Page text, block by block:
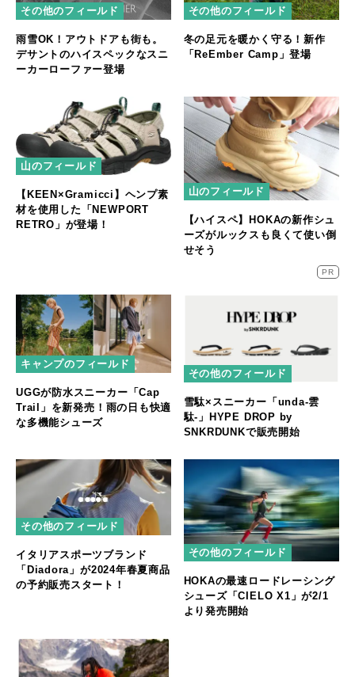
その他のフィールド
雨雪OK！アウトドアも街も。
デサントのハイスペックなスニ
ーカーローファー登場
その他のフィールド
冬の足元を暖かく守る！新作
「ReEmber Camp」登場
山のフィールド
【KEEN×Gramicci】ヘンプ素
材を使用した「NEWPORT
RETRO」が登場！
山のフィールド
【ハイスペ】HOKAの新作シュ
ーズがルックスも良くて使い倒
せそう
PR
キャンプのフィールド
UGGが防水スニーカー「Cap
Trail」を新発売！雨の日も快適
な多機能シューズ
その他のフィールド
雪駄×スニーカー「unda-雲
駄-」HYPE DROP by
SNKRDUNKで販売開始
その他のフィールド
イタリアスポーツブランド
「Diadora」が2024年春夏商品
の予約販売スタート！
その他のフィールド
HOKAの最速ロードレーシング
シューズ「CIELO X1」が2/1
より発売開始